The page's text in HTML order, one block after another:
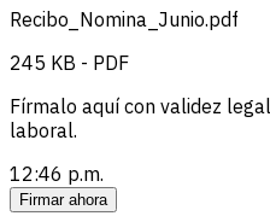
Recibo_Nomina_Junio.pdf
245 KB - PDF
Fírmalo aquí con validez
laboral.
12:46 p.m.
Firmar ahora